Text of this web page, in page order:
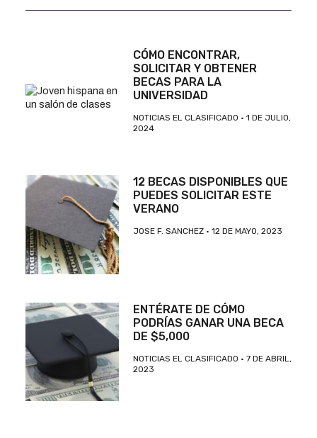
CÓMO ENCONTRAR,
SOLICITAR Y OBTENER
BECAS PARA LA
UNIVERSIDAD
NOTICIAS EL CLASIFICADO
1 DE JULIO,
2024
12 BECAS DISPONIBLES QUE
PUEDES SOLICITAR ESTE
VERANO
JOSE F. SANCHEZ 12 DE MAYO, 2023
ENTÉRATE DE CÓMO
PODRÍAS GANAR UNA BECA
DE $5,000
NOTICIAS EL CLASIFICADO
7 DE ABRIL,
2023